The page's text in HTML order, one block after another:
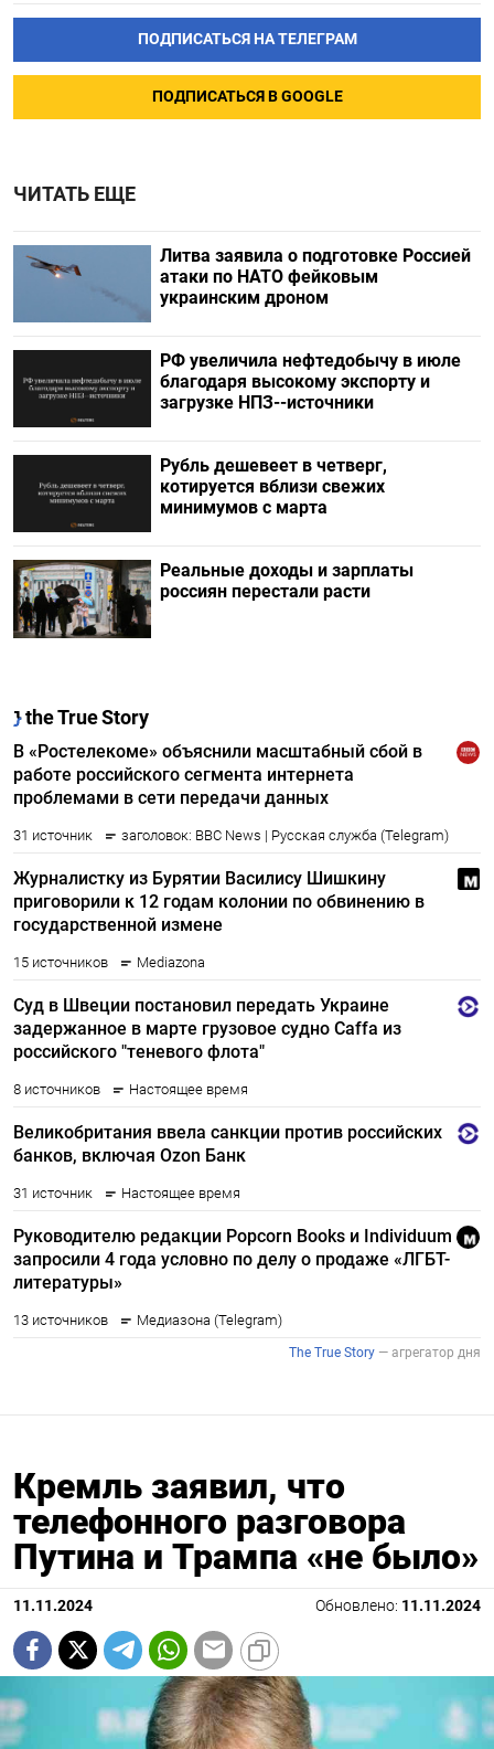
ПОДПИСАТЬСЯ НА ТЕЛЕГРАМ
ПОДПИСАТЬСЯ В GOOGLE
ЧИТАТЬ ЕЩЕ
Литва заявила о подготовке Россией
атаки по НАТО фейковым
украинским дроном
РФ увеличила нефтедобычу в июле
благодаря высокому экспорту и
загрузке НПЗ--источники
Рубль дешевеет в четверг,
котируется вблизи свежих
минимумов с марта
Реальные доходы и зарплаты
россиян перестали расти
Кремль заявил, что
телефонного разговора
Путина и Трампа «не было»
11.11.2024 Обновлено: 11.11.2024